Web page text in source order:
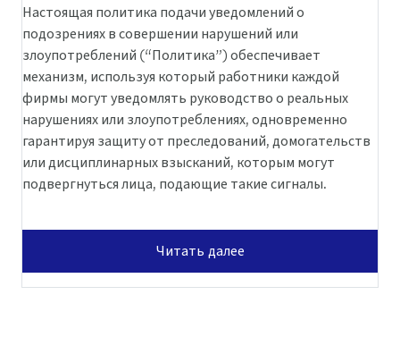
Настоящая политика подачи уведомлений о
подозрениях в совершении нарушений или
злоупотреблений (“Политика”) обеспечивает
механизм, используя который работники каждой
фирмы могут уведомлять руководство о реальных
нарушениях или злоупотреблениях, одновременно
гарантируя защиту от преследований, домогательств
или дисциплинарных взысканий, которым могут
подвергнуться лица, подающие такие сигналы.
Читать далее